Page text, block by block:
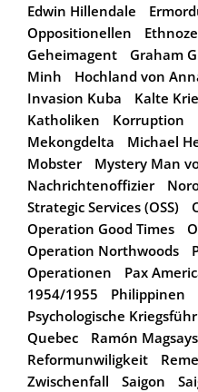
Edwin Hillendale
Oppositionellen
Geheimagent
Graham
Minh
Hochland von
Invasion Kuba
Kalte
Katholiken
Korruption
Mekongdelta
Michael
Mobster
Mystery Man
Nachrichtenoffizier
Strategic Services (OSS)
Operation Good Times
Operation Northwoods
Operationen
Pax
1954/1955
Philippinen
Psychologische
Quebec
Ramón
Reformunwiligkeit
Zwischenfall
Saigon